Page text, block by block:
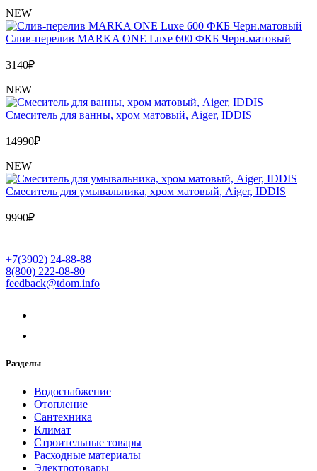
NEW
Слив-перелив MARKA ONE Luxe 600 ФКБ Черн.матовый
3140₽
NEW
Cмеситель для ванны, хром матовый, Aiger, IDDIS
14990₽
NEW
Cмеситель для умывальника, хром матовый, Aiger, IDDIS
9990₽
+7(3902) 24-88-88
8(800) 222-08-80
feedback@tdom.info
Разделы
Водоснабжение
Отопление
Сантехника
Климат
Строительные товары
Расходные материалы
Электротовары